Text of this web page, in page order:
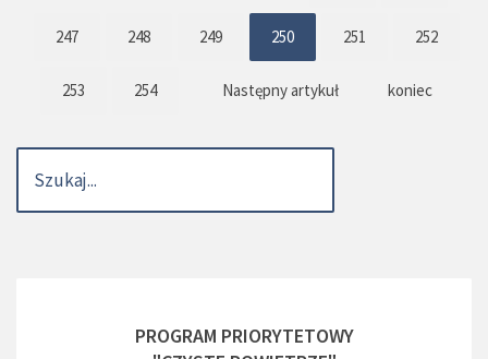
247 248 249 250 251 252
253 254 Następny artykuł koniec
PROGRAM PRIORYTETOWY